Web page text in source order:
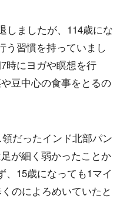
しましたが、114歳にな
う習慣を持っていまし
時にヨガや瞑想を行
豆中心の食事をとるの
だったインド北部パン
が細く弱かったことか
、15歳になっても1マイ
のによろめいていたと